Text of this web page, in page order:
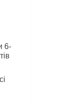
6-